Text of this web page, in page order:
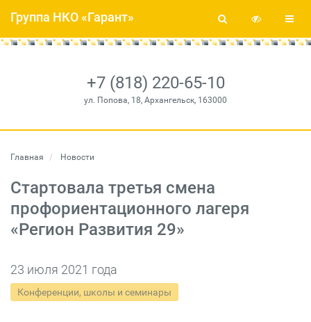
+7 (818) 220-65-10
ул. Попова, 18, Архангельск, 163000
Группа НКО «Гарант»
Главная Новости
Стартовала третья смена
профориентационного лагеря
«Регион Развития 29»
23 июля 2021 года
Конференции, школы и семинары